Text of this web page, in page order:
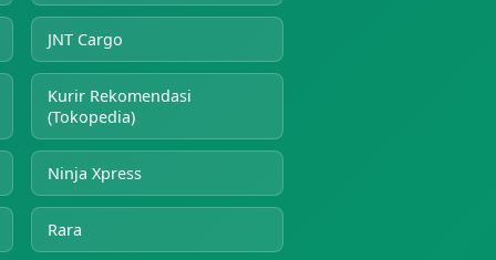
JNT Cargo
Kurir Rekomendasi
(Tokopedia)
Ninja Xpress
Rara